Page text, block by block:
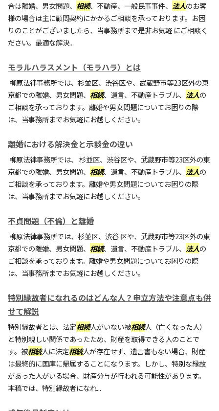
合は離婚、男女問題、 相続、不動産、一般民事事件、 法人のお客
様の場合は主に顧問契約にかかるご相談を承っております。お困
りのことがございましたら、当事務所まで是非お気軽 にご相談く
ださい。最適な解決...
モラルハラスメント（モラハラ）とは
柳原法律事務所では、杉並区、渋谷区や、武蔵野市等23区外の東
京都での離婚、男女問題、 相続、遺言、不動産トラブル、 法人の
ご相談を承っております。離婚や男女問題についてお困りの際
は、当事務所までお気軽にお越しください。
離婚における解決金と示談金の違い
柳原法律事務所では、 杉並区、渋谷区や、武蔵野市等23区外の東
京都での離婚、男女問題、 相続、遺言、不動産トラブル、 法人の
ご相談を承っております。離婚や男女問題についてお困りの際
は、当事務所までお気軽にお越しください。
不貞問題（不倫）と離婚
柳原法律事務所では、杉並区、渋谷 区や、武蔵野市等23区外の東
京都での離婚、男女問題、 相続、遺言、不動産トラブル、 法人の
ご相談を承っております。離婚や男女問題についてお困りの際
は、当事務所までお気軽にお越しください。
特別縁故者になれるのはどんな人？申立方法や注意点も併
せて解説
特別縁故者とは、法定相続人がいない被相続人（亡くなった人）
と特別親しい関係であったため、財産を取得できる人のことで
す。被相続人に法定相続人が存在せず、遺言書もない場合、財産
は最終的に国庫に帰属することになります。しかし、特別な縁故
があった人がいる場合、財産分与が行われる可能性があります。
本稿では、特別縁故者になれ...